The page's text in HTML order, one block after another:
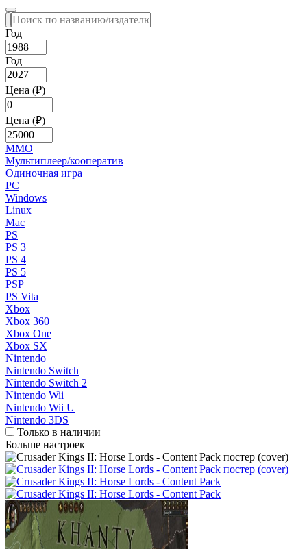
Год
Год
Цена (₽)
Цена (₽)
MMO
Мультиплеер/кооператив
Одиночная игра
PC
Windows
Linux
Mac
PS
PS 3
PS 4
PS 5
PSP
PS Vita
Xbox
Xbox 360
Xbox One
Xbox SX
Nintendo
Nintendo Switch
Nintendo Switch 2
Nintendo Wii
Nintendo Wii U
Nintendo 3DS
Только в наличии
Больше настроек